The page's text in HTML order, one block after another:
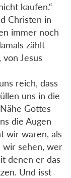
kaufen.“
Christen in
immer noch
zählt
Jesus
reich, dass
uns in die
Gottes
die Augen
wir waren, als
wir sehen, wer
denen er das
Und isst